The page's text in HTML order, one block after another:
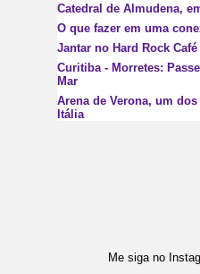
Catedral de Almudena,
O que fazer em uma
Jantar no Hard Rock
Curitiba - Morretes:
Mar
Arena de Verona, um
Itália
Me siga no